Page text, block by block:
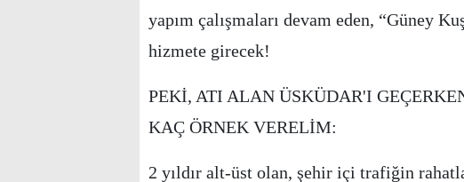
yapım çalışmaları devam eden, “Güney
hizmete girecek!
PEKİ, ATI ALAN ÜSKÜDAR'I
KAÇ ÖRNEK VERELİM:
2 yıldır alt-üst olan, şehir içi trafiğin